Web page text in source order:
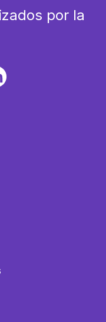
por la